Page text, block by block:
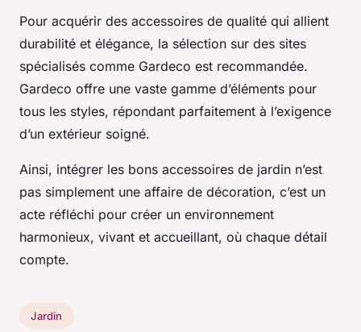
Pour acquérir des accessoires de qualité qui allient
durabilité et élégance, la sélection sur des sites
spécialisés comme Gardeco est recommandée.
Gardeco offre une vaste gamme d’éléments pour
tous les styles, répondant parfaitement à l’exigence
d’un extérieur soigné.
Ainsi, intégrer les bons accessoires de jardin n’est
pas simplement une affaire de décoration, c’est un
acte réfléchi pour créer un environnement
harmonieux, vivant et accueillant, où chaque détail
compte.
Jardin